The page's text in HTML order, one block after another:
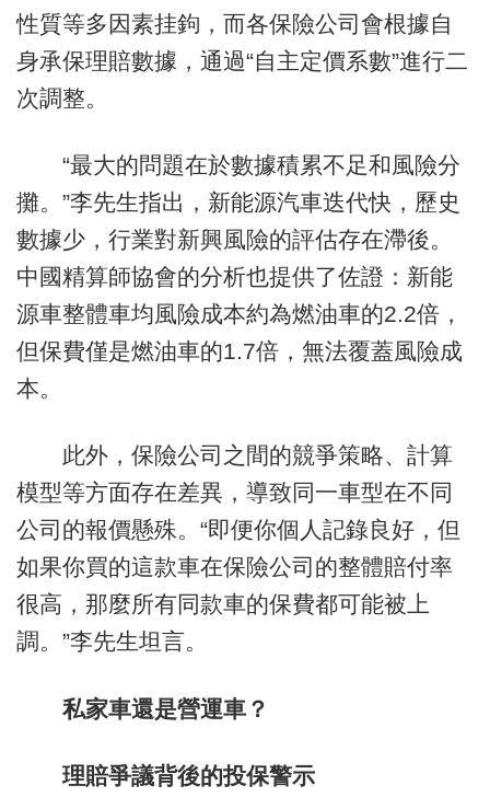
性質等多因素挂鉤，而各保險公司會根據自
身承保理賠數據，通過“自主定價系數”進行二
次調整。
“最大的問題在於數據積累不足和風險分
攤。”李先生指出，新能源汽車迭代快，歷史
數據少，行業對新興風險的評估存在滯後。
中國精算師協會的分析也提供了佐證：新能
源車整體車均風險成本約為燃油車的2.2倍，
但保費僅是燃油車的1.7倍，無法覆蓋風險成
本。
此外，保險公司之間的競爭策略、計算
模型等方面存在差異，導致同一車型在不同
公司的報價懸殊。“即便你個人記錄良好，但
如果你買的這款車在保險公司的整體賠付率
很高，那麼所有同款車的保費都可能被上
調。”李先生坦言。
私家車還是營運車？
理賠爭議背後的投保警示